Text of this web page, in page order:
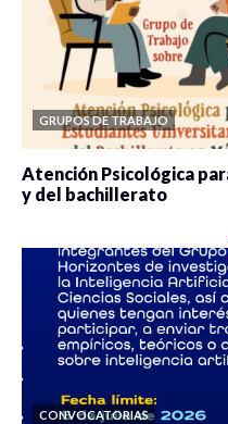
GRUPOS DE TRABAJO
Atención Psicológica
y del bachillerato
CONVOCATORIAS